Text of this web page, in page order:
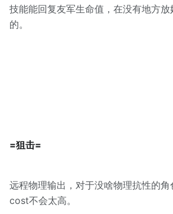
技能能回复友军生命值，在没有地方
的。
=狙击=
远程物理输出，对于没啥物理抗性的角
cost不会太高。